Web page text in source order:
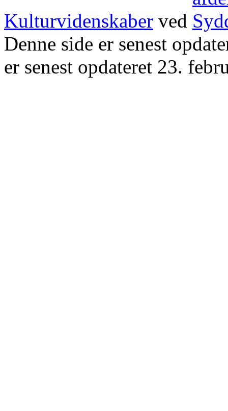
Kulturvidenskaber ved
Denne side er senest
er senest opdateret 23.